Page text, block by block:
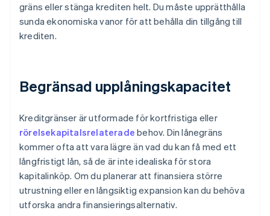
gräns eller stänga krediten helt. Du måste upprätthålla
sunda ekonomiska vanor för att behålla din tillgång till
krediten.
Begränsad upplåningskapacitet
Kreditgränser är utformade för kortfristiga eller
rörelsekapitalsrelaterade behov. Din lånegräns
kommer ofta att vara lägre än vad du kan få med ett
långfristigt lån, så de är inte idealiska för stora
kapitalinköp. Om du planerar att finansiera större
utrustning eller en långsiktig expansion kan du behöva
utforska andra finansieringsalternativ.